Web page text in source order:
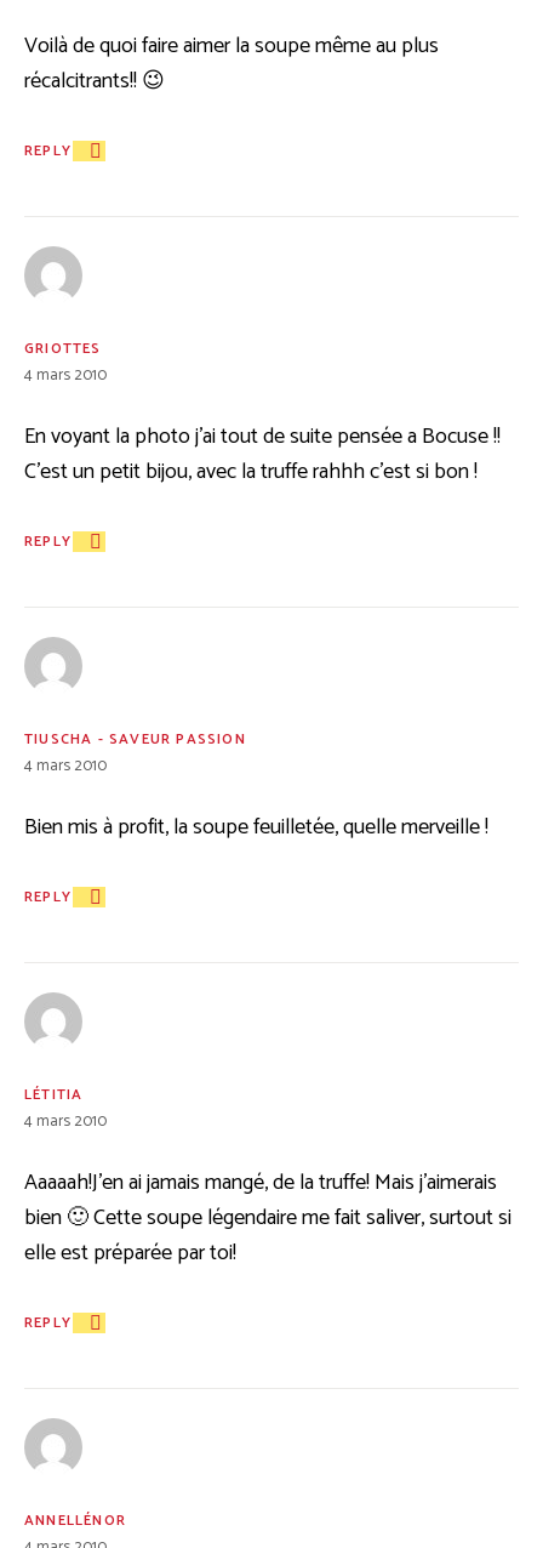
Voilà de quoi faire aimer la soupe même au plus
récalcitrants!! 😉
REPLY
GRIOTTES
4 mars 2010
En voyant la photo j’ai tout de suite pensée a Bocuse !!
C’est un petit bijou, avec la truffe rahhh c’est si bon !
REPLY
TIUSCHA - SAVEUR PASSION
4 mars 2010
Bien mis à profit, la soupe feuilletée, quelle merveille !
REPLY
LÉTITIA
4 mars 2010
Aaaaah!J’en ai jamais mangé, de la truffe! Mais j’aimerais
bien 🙂 Cette soupe légendaire me fait saliver, surtout si
elle est préparée par toi!
REPLY
ANNELLÉNOR